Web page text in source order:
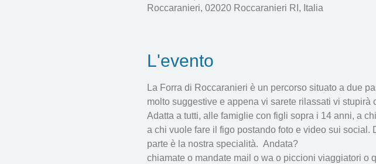
Roccaranieri, 02020 Roccaranieri RI, Italia
L'evento
La Forra di Roccaranieri è un percorso situato a due
molto suggestive e appena vi sarete rilassati vi stupirà
Adatta a tutti, alle famiglie con figli sopra i 14 anni, a
a chi vuole fare il figo postando foto e video sui
parte è la nostra specialità.  Andata?
chiamate o mandate mail o wa o piccioni viaggiatori o